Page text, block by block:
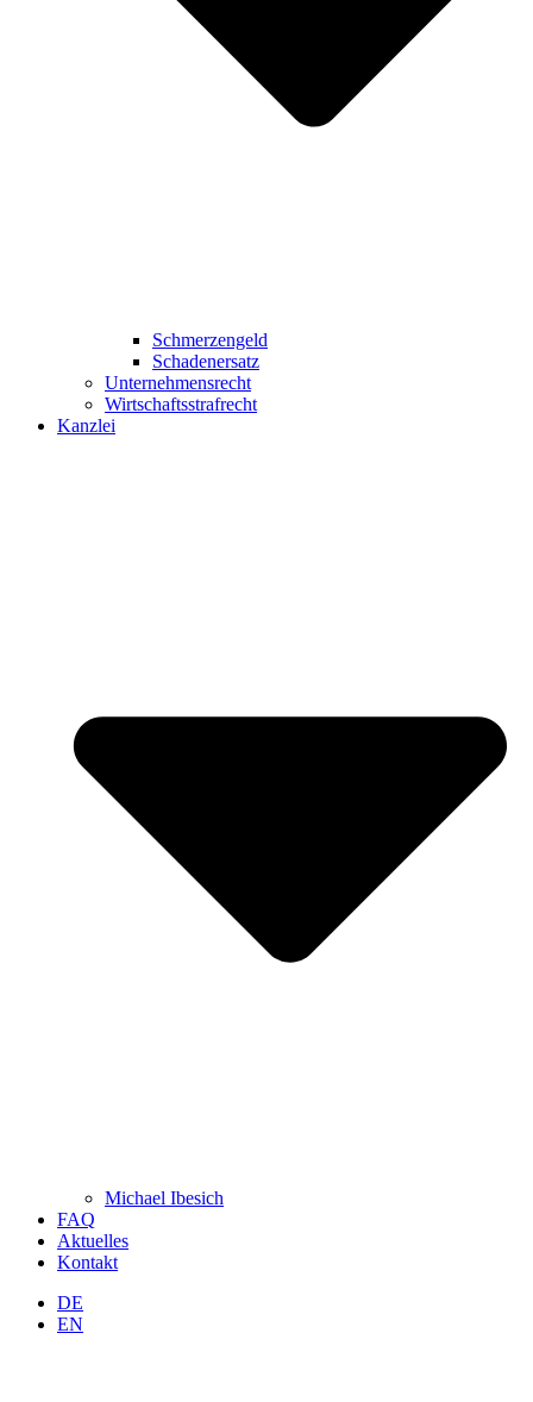
Schmerzengeld
Schadenersatz
Unternehmensrecht
Wirtschaftsstrafrecht
Kanzlei
Michael Ibesich
FAQ
Aktuelles
Kontakt
DE
EN